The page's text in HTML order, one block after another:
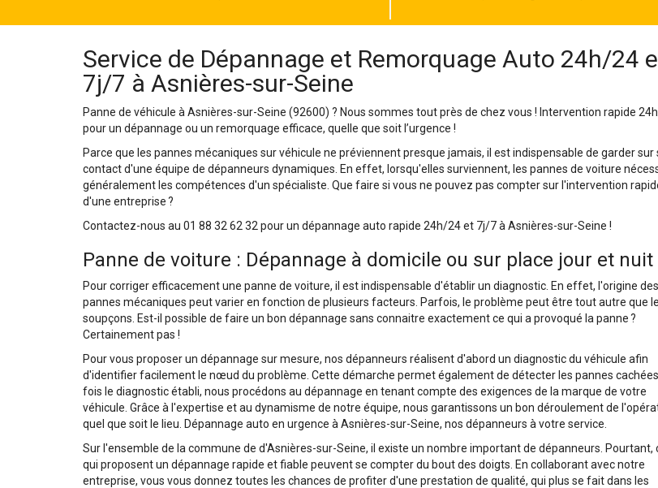
Service de Dépannage et Remorquage Auto 24h/24
7j/7 à Asnières-sur-Seine
Panne de véhicule à Asnières-sur-Seine (92600) ? Nous sommes tout près de chez vous ! Intervention rapide
pour un dépannage ou un remorquage efficace, quelle que soit l’urgence !
Parce que les pannes mécaniques sur véhicule ne préviennent presque jamais, il est indispensable de garder sur
contact d'une équipe de dépanneurs dynamiques. En effet, lorsqu'elles surviennent, les pannes de voiture
généralement les compétences d'un spécialiste. Que faire si vous ne pouvez pas compter sur l'intervention
d'une entreprise ?
Contactez-nous au 01 88 32 62 32 pour un dépannage auto rapide 24h/24 et 7j/7 à Asnières-sur-Seine !
Panne de voiture : Dépannage à domicile ou sur place jour et nuit
Pour corriger efficacement une panne de voiture, il est indispensable d'établir un diagnostic. En effet, l'origine des
pannes mécaniques peut varier en fonction de plusieurs facteurs. Parfois, le problème peut être tout autre que
soupçons. Est-il possible de faire un bon dépannage sans connaitre exactement ce qui a provoqué la panne ?
Certainement pas !
Pour vous proposer un dépannage sur mesure, nos dépanneurs réalisent d'abord un diagnostic du véhicule afin
d'identifier facilement le nœud du problème. Cette démarche permet également de détecter les pannes
fois le diagnostic établi, nous procédons au dépannage en tenant compte des exigences de la marque de votre
véhicule. Grâce à l'expertise et au dynamisme de notre équipe, nous garantissons un bon déroulement de
quel que soit le lieu. Dépannage auto en urgence à Asnières-sur-Seine, nos dépanneurs à votre service.
Sur l'ensemble de la commune de d'Asnières-sur-Seine, il existe un nombre important de dépanneurs. Pourtant,
qui proposent un dépannage rapide et fiable peuvent se compter du bout des doigts. En collaborant avec notre
entreprise, vous vous donnez toutes les chances de profiter d'une prestation de qualité, qui plus se fait dans les